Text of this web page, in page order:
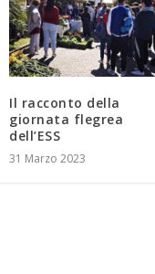
Il racconto della
giornata flegrea
dell’ESS
31 Marzo 2023